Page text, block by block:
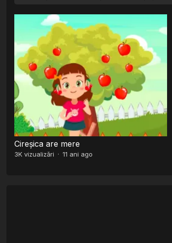
Cireșica are mere
3K vizualizări · 11 ani ago